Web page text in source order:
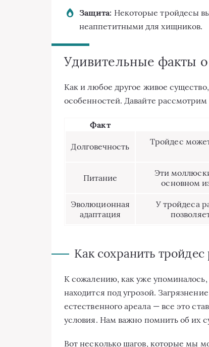
Защита: Некоторые тройдесы
неаппетитными для хищников.
Удивительные факты
Как и любое другое живое
особенностей. Давайте
Факт
Долговечность
Тройдес
Питание
Эти
основном
Эволюционная
адаптация
У тройдеса
Как сохранить тройдес
К сожалению, как уже упоминалось,
находится под угрозой.
естественного ареала — все это
условия. Нам важно помнить об их
Вот несколько шагов, которые мы